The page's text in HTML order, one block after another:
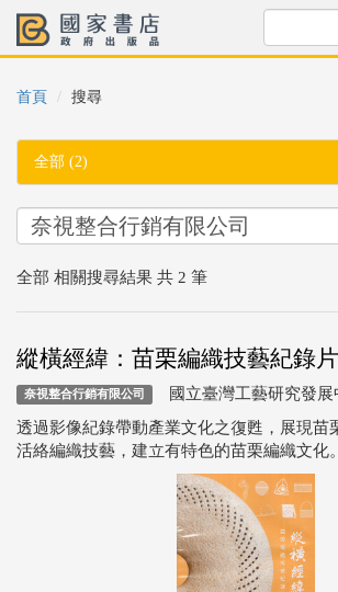
首頁 搜尋
全部 (2)
全部 相關搜尋結果 共 2 筆
縱橫經緯：苗栗編織技藝紀錄片
奈視整合行銷有限公司 國立臺灣工藝研究發展
透過影像紀錄帶動產業文化之復甦，展現苗
活絡編織技藝，建立有特色的苗栗編織文化